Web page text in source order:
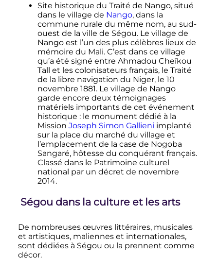
Site historique du Traité de Nango, situé
dans le village de Nango, dans la
commune rurale du même nom, au sud-
ouest de la ville de Ségou. Le village de
Nango est l’un des plus célèbres lieux de
mémoire du Mali. C’est dans ce village
qu’a été signé entre Ahmadou Cheïkou
Tall et les colonisateurs français, le Traité
de la libre navigation du Niger, le 10
novembre 1881. Le village de Nango
garde encore deux témoignages
matériels importants de cet événement
historique : le monument dédié à la
Mission Joseph Simon Gallieni implanté
sur la place du marché du village et
l’emplacement de la case de Nogoba
Sangaré, hôtesse du conquérant français.
Classé dans le Patrimoine culturel
national par un décret de novembre
2014.
Ségou dans la culture et les arts
De nombreuses œuvres littéraires, musicales
et artistiques, maliennes et internationales,
sont dédiées à Ségou ou la prennent comme
décor.